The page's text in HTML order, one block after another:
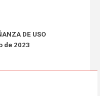
DE USO
de 2023